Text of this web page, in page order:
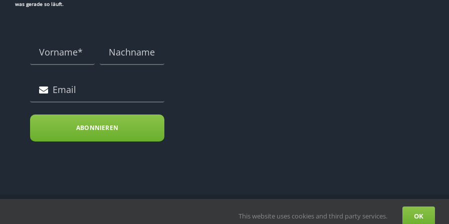
was gerade so läuft.
ABONNIEREN
DATENSCHUTZ
This website uses cookies and third party services. OK